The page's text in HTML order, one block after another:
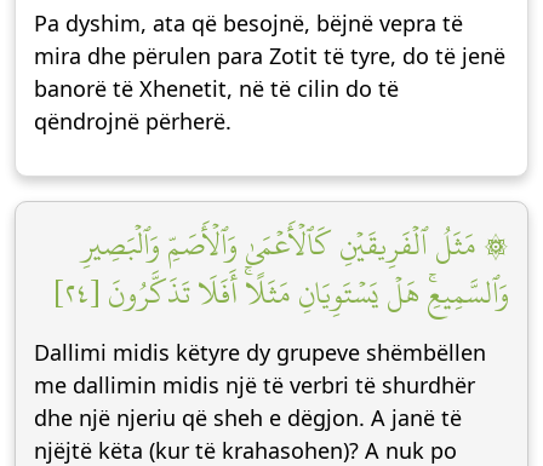
Pa dyshim, ata që besojnë, bëjnë vepra të
mira dhe përulen para Zotit të tyre, do të jenë
banorë të Xhenetit, në të cilin do të
qëndrojnë përherë.
۞ مَثَلُ ٱلۡفَرِيقَيۡنِ كَٱلۡأَعۡمَىٰ وَٱلۡأَصَمِّ وَٱلۡبَصِيرِ
وَٱلسَّمِيعِۚ هَلۡ يَسۡتَوِيَانِ مَثَلًاۚ أَفَلَا تَذَكَّرُونَ [٢٤]
Dallimi midis këtyre dy grupeve shëmbëllen
me dallimin midis një të verbri të shurdhër
dhe një njeriu që sheh e dëgjon. A janë të
njëjtë këta (kur të krahasohen)? A nuk po